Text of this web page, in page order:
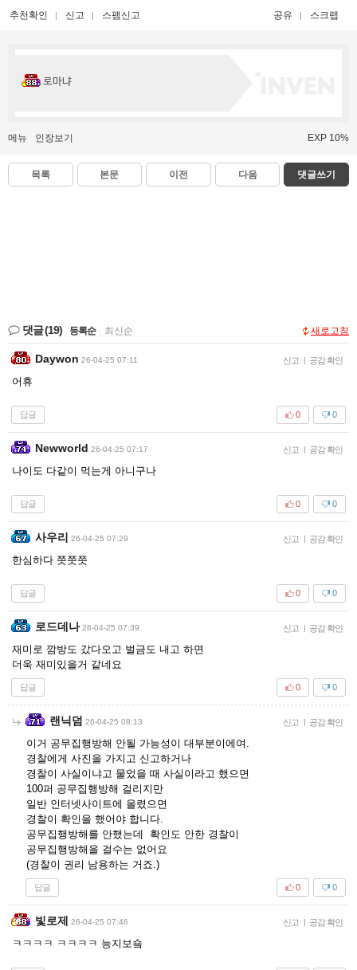
추천확인 신고 스팸신고 공유 스크랩
로마냐
메뉴 인장보기 EXP 10%
목록 본문 이전 다음 댓글쓰기
댓글(19) 등록순 최신순 새로고침
Daywon 26-04-25 07:11 신고 | 공감 확인
어휴
답글 0
0
Newworld 26-04-25 07:17 신고 | 공감 확인
나이도 다같이 먹는게 아니구나
답글 0
0
사우리 26-04-25 07:29 신고 | 공감 확인
한심하다 쯧쯧쯧
답글 0
0
로드데나 26-04-25 07:39 신고 | 공감 확인
재미로 깜방도 갔다오고 벌금도 내고 하면
더욱 재미있을거 같네요
답글 0
0
랜닉덤 26-04-25 08:13 신고 | 공감 확인
이거 공무집행방해 안될 가능성이 대부분이에여.
경찰에게 사진을 가지고 신고하거나
경찰이 사실이냐고 물었을 때 사실이라고 했으면
100퍼 공무집행방해 걸리지만
일반 인터넷사이트에 올렸으면
경찰이 확인을 했어야 합니다.
공무집행방해를 안했는데 확인도 안한 경찰이
공무집행방해을 걸수는 없어요
(경찰이 권리 남용하는 거죠.)
답글 0
0
빛로제 26-04-25 07:46 신고 | 공감 확인
ㅋㅋㅋㅋ ㅋㅋㅋㅋ 능지보숔